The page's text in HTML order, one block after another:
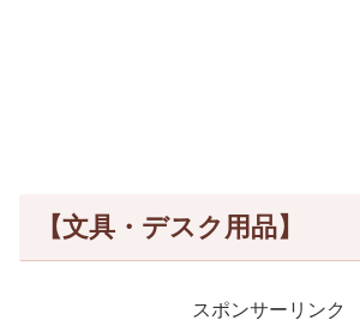
【文具・デスク用品】
スポンサーリンク